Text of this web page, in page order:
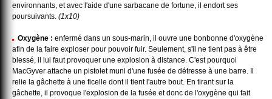
environnants, et avec l'aide d'une sarbacane de fortune, il endort ses
poursuivants. (1x10)
Oxygène : enfermé dans un sous-marin, il ouvre une bonbonne d'oxygène
afin de la faire exploser pour pouvoir fuir. Seulement, s'il ne tient pas à être
blessé, il lui faut provoquer une explosion à distance. C'est pourquoi
MacGyver attache un pistolet muni d'une fusée de détresse à une barre. Il
relie la gâchette à une ficelle dont il tient l'autre bout. En tirant sur la
gâchette, il provoque l'explosion de la fusée et donc de l'oxygène qui fait